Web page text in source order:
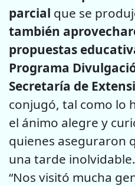
parcial que se
también
propuestas
Programa
Secretaría de
conjugó, tal como lo
el ánimo alegre y
quienes aseguraron
una tarde inolvidable.
“Nos visitó mucha